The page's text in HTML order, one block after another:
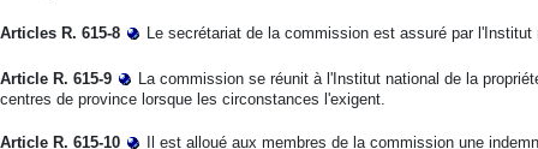
Articles R. 615-8 Le secrétariat de la commission est assuré par
Article R. 615-9
La commission se réunit à l'Institut national de la
centres de province lorsque les circonstances l'exigent.
Article R. 615-10 Il est alloué aux membres de la commission une